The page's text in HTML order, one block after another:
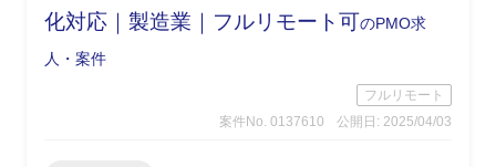
化対応｜製造業｜フルリモート可のPMO求
人・案件
フルリモート
案件No. 0137610
公開日: 2025/04/03